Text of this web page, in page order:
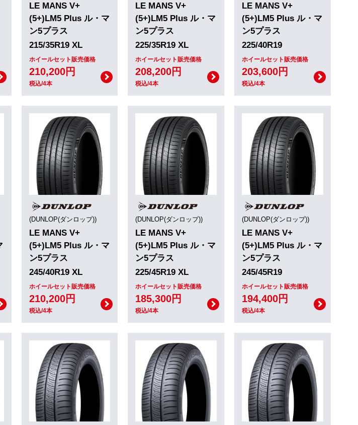
LE MANS V+
(5+)LM5 Plus ル・マ
ン5プラス
215/35R19 XL
ホイールセット販売価格
210,200円
税込/4本
LE MANS V+
(5+)LM5 Plus ル・マ
ン5プラス
225/35R19 XL
ホイールセット販売価格
208,200円
税込/4本
LE MANS V+
(5+)LM5 Plus ル・マ
ン5プラス
225/40R19
ホイールセット販売価格
203,600円
税込/4本
(DUNLOP(ダンロップ))
LE MANS V+
(5+)LM5 Plus ル・マ
ン5プラス
245/40R19 XL
ホイールセット販売価格
210,200円
税込/4本
(DUNLOP(ダンロップ))
LE MANS V+
(5+)LM5 Plus ル・マ
ン5プラス
225/45R19 XL
ホイールセット販売価格
185,300円
税込/4本
(DUNLOP(ダンロップ))
LE MANS V+
(5+)LM5 Plus ル・マ
ン5プラス
245/45R19
ホイールセット販売価格
194,400円
税込/4本